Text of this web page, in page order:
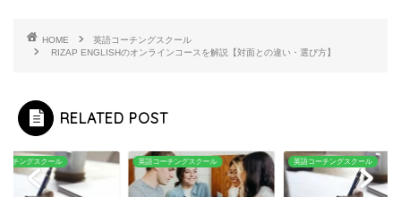
HOME
英語コーチングスクール
RIZAP ENGLISHのオンラインコースを解説【対面との違い・選び方】
RELATED POST
ーチングスクール 英語コーチングスクール 英語コーチングスクール